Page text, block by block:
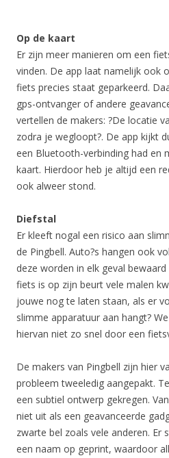
Op de kaart
Er zijn meer manieren om een
vinden. De app laat namelijk ook
fiets precies staat geparkeerd.
gps-ontvanger of andere
vertellen de makers: ?De locatie
zodra je wegloopt?. De app kijkt
een Bluetooth-verbinding had en
kaart. Hierdoor heb je altijd een
ook alweer stond.
Diefstal
Er kleeft nogal een risico aan
de Pingbell. Auto?s hangen ook
deze worden in elk geval
fiets is op zijn beurt vele malen
jouwe nog te laten staan, als er
slimme apparatuur aan hangt?
hiervan niet zo snel door een
De makers van Pingbell zijn hier
probleem tweeledig aangepakt.
een subtiel ontwerp gekregen.
niet uit als een geavanceerde
zwarte bel zoals vele anderen.
een naam op geprint, waardoor